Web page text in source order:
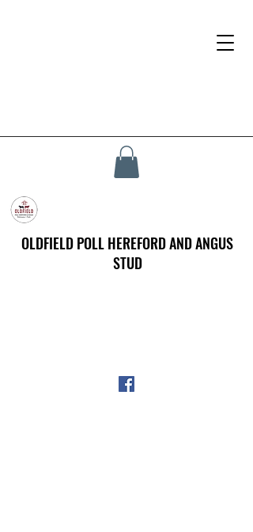
OLDFIELD POLL HEREFORD AND ANGUS
STUD